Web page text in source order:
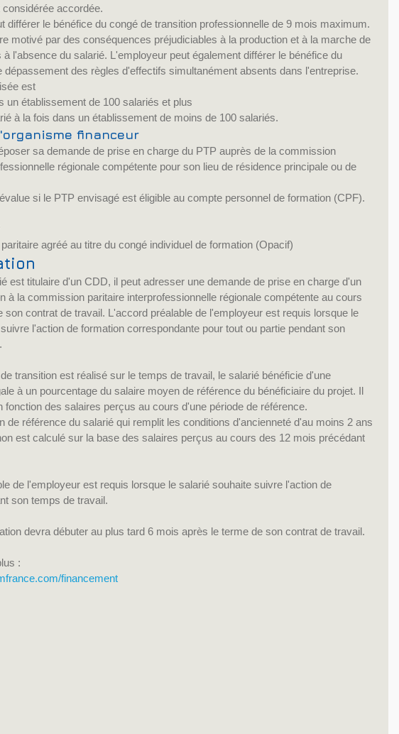
accordée.
différer le bénéfice du congé de transition professionnelle de 9 mois maximum.
motivé par des conséquences préjudiciables à la production et à la marche de
à l'absence du salarié. L'employeur peut également différer le bénéfice du
dépassement des règles d'effectifs simultanément absents dans l'entreprise.
est
un établissement de 100 salariés et plus
à la fois dans un établissement de moins de 100 salariés.
financeur
sa demande de prise en charge du PTP auprès de la commission
régionale compétente pour son lieu de résidence principale ou de
si le PTP envisagé est éligible au compte personnel de formation (CPF).
agréé au titre du congé individuel de formation (Opacif)
est titulaire d'un CDD, il peut adresser une demande de prise en charge d'un
à la commission paritaire interprofessionnelle régionale compétente au cours
son contrat de travail. L'accord préalable de l'employeur est requis lorsque le
l'action de formation correspondante pour tout ou partie pendant son
transition est réalisé sur le temps de travail, le salarié bénéficie d'une
à un pourcentage du salaire moyen de référence du bénéficiaire du projet. Il
fonction des salaires perçus au cours d'une période de référence.
de référence du salarié qui remplit les conditions d'ancienneté d'au moins 2 ans
est calculé sur la base des salaires perçus au cours des 12 mois précédant
de l'employeur est requis lorsque le salarié souhaite suivre l'action de
son temps de travail.
devra débuter au plus tard 6 mois après le terme de son contrat de travail.
:
financement